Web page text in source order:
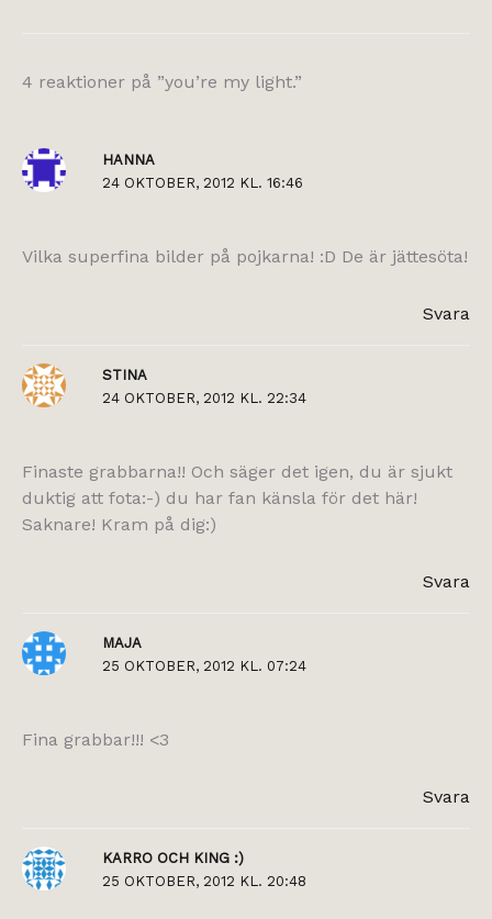
4 reaktioner på ”you’re my light.”
HANNA
24 OKTOBER, 2012 KL. 16:46
Vilka superfina bilder på pojkarna! :D De är jättesöta!
Svara
STINA
24 OKTOBER, 2012 KL. 22:34
Finaste grabbarna!! Och säger det igen, du är sjukt
duktig att fota:-) du har fan känsla för det här!
Saknare! Kram på dig:)
Svara
MAJA
25 OKTOBER, 2012 KL. 07:24
Fina grabbar!!! <3
Svara
KARRO OCH KING :)
25 OKTOBER, 2012 KL. 20:48